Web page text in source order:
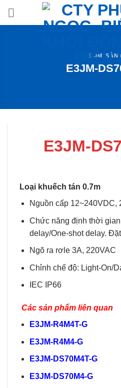
E3JM SẢN
E3JM-
E3JM-
Loại khuếch tán 0.7m
Nguồn cấp 12~240VDC,
Chức năng định thời
delay/One-shot delay.
Ngõ ra rơle 3A, 220VAC
Chỉnh chế độ: Light-On/
IEC IP66
Các sản phẩm liên quan
E3JM-R4M4T-G
E3JM-R4M4-G
E3JM-DS70M4T-G
E3JM-DS70M4-G